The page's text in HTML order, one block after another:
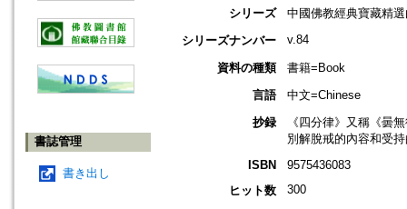
書誌管理
書き出し
シリーズ
中國佛教經典寶藏精
シリーズナンバー
v.84
資料の種類
書籍=Book
言語
中文=Chinese
抄録
《四分律》又稱《曇
別解脫戒的內容和受
ISBN
9575436083
ヒット数
300